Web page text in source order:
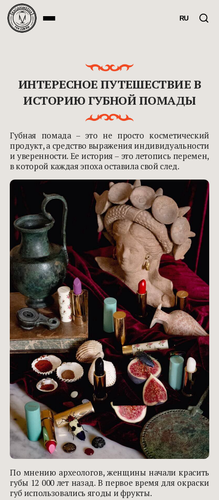
RU
ИНТЕРЕСНОЕ ПУТЕШЕСТВИЕ В
ИСТОРИЮ ГУБНОЙ ПОМАДЫ
Губная помада – это не просто косметический
продукт, а средство выражения индивидуальности
и уверенности. Ее история – это летопись перемен,
в которой каждая эпоха оставила свой след.
По мнению археологов, женщины начали красить
губы 12 000 лет назад. В первое время для окраски
губ использовались ягоды и фрукты.